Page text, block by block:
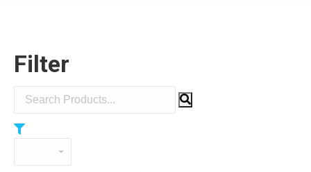
Filter